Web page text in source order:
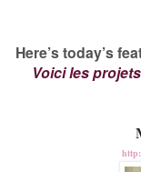
Here’s today’s
Voici les